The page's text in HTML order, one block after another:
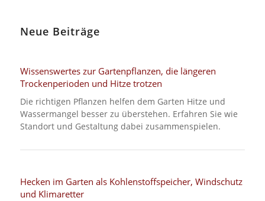
Neue Beiträge
Wissenswertes zur Gartenpflanzen, die längeren
Trockenperioden und Hitze trotzen
Die richtigen Pflanzen helfen dem Garten Hitze und
Wassermangel besser zu überstehen. Erfahren Sie wie
Standort und Gestaltung dabei zusammenspielen.
Hecken im Garten als Kohlenstoffspeicher, Windschutz
und Klimaretter